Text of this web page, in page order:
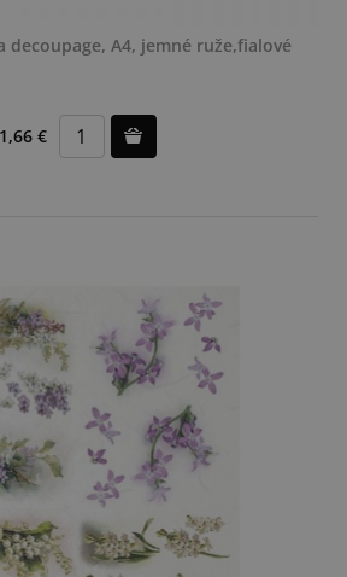
decoupage, A4, jemné ruže,fialové
1,66 €